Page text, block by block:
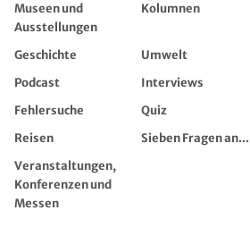
Museen und
Ausstellungen
Kolumnen
Geschichte Umwelt
Podcast
Interviews
Fehlersuche
Quiz
Reisen
Sieben Fragen an...
Veranstaltungen,
Konferenzen und
Messen